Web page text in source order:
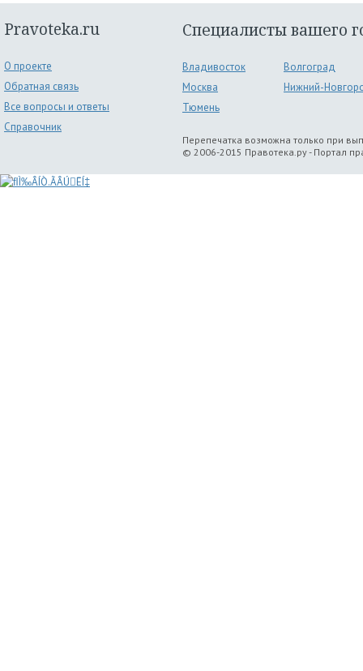
Pravoteka.ru
О проекте
Обратная связь
Все вопросы и ответы
Справочник
Специалисты вашего
Владивосток
Волгоград
Москва
Нижний-
Тюмень
Перепечатка возможна только при
© 2006-2015 Правотека.ру - Портал